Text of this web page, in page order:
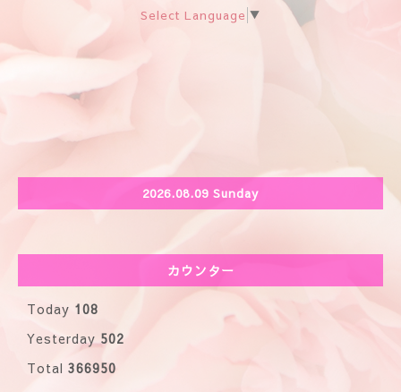
カウンター
Today108
ヒーリングハウス「Maki SUN Chi」